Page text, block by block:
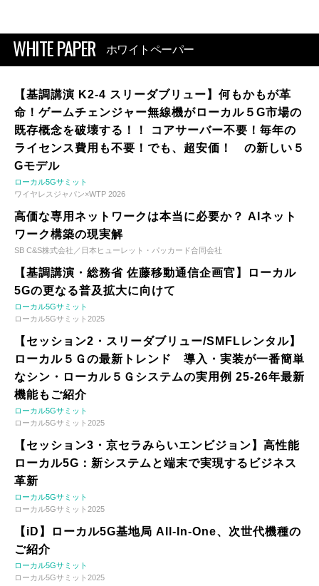
WHITE PAPER ホワイトペーパー
【基調講演 K2-4 スリーダブリュー】何もかもが革
命！ゲームチェンジャー無線機がローカル５G市場の
既存概念を破壊する！！ コアサーバー不要！毎年の
ライセンス費用も不要！でも、超安価！ の新しい５
Gモデル
ローカル5Gサミット
ワイヤレスジャパン×WTP 2026
高価な専用ネットワークは本当に必要か？ AIネット
ワーク構築の現実解
SB C&S株式会社／日本ヒューレット・パッカード合同会社
【基調講演・総務省 佐藤移動通信企画官】ローカル
5Gの更なる普及拡大に向けて
ローカル5Gサミット
ローカル5Gサミット2025
【セッション2・スリーダブリュー/SMFLレンタル】
ローカル５Ｇの最新トレンド 導入・実装が一番簡単
なシン・ローカル５Ｇシステムの実用例 25-26年最新
機能もご紹介
ローカル5Gサミット
ローカル5Gサミット2025
【セッション3・京セラみらいエンビジョン】高性能
ローカル5G：新システムと端末で実現するビジネス
革新
ローカル5Gサミット
ローカル5Gサミット2025
【iD】ローカル5G基地局 All-In-One、次世代機種の
ご紹介
ローカル5Gサミット
ローカル5Gサミット2025